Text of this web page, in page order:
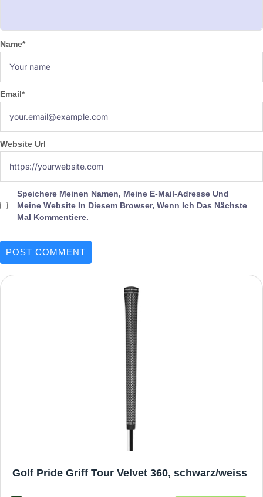
Name*
Email*
Website Url
Speichere Meinen Namen, Meine E-Mail-Adresse Und
Meine Website In Diesem Browser, Wenn Ich Das Nächste
Mal Kommentiere.
Golf Pride Griff Tour Velvet 360, schwarz/weiss